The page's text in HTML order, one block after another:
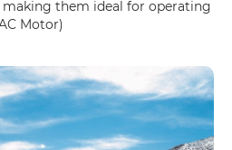
them ideal for operating
Motor)